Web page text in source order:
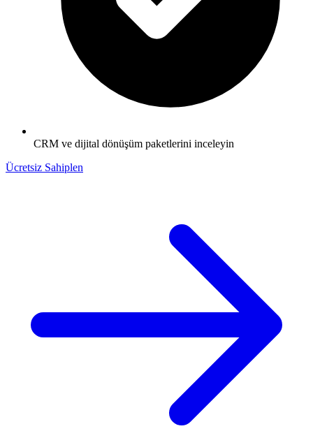
CRM ve dijital dönüşüm paketlerini inceleyin
Ücretsiz Sahiplen